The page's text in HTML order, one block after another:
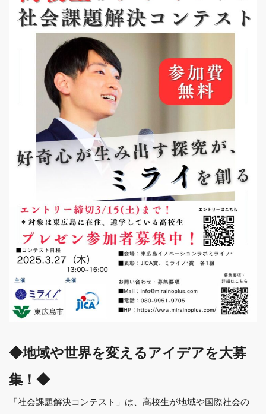
◆地域や世界を変えるアイデアを大募
集！◆
「社会課題解決コンテスト」は、高校生が地域や国際社会の